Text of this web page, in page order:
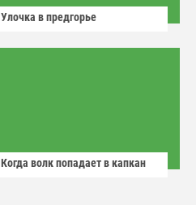
Улочка в предгорье
Когда волк попадает в капкан